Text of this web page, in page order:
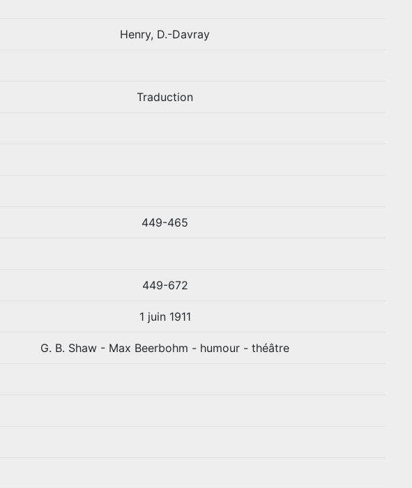
Henry, D.-Davray
Traduction
449-465
449-672
1 juin 1911
G. B. Shaw - Max Beerbohm - humour - théâtre